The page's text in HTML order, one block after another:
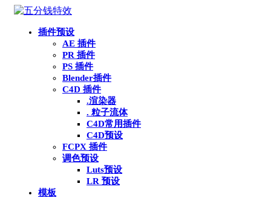
插件预设
AE 插件
PR 插件
PS 插件
Blender插件
C4D 插件
.渲染器
. 粒子流体
C4D常用插件
C4D预设
FCPX 插件
调色预设
Luts预设
LR 预设
模板